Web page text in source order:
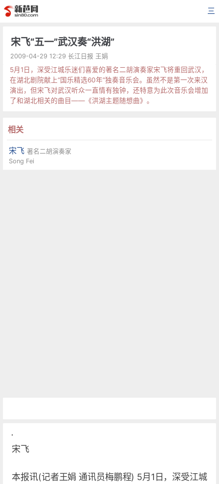
三
宋飞“五一”武汉奏“洪湖”
2009-04-29 12:29 长江日报 王娟
5月1日，深受江城乐迷们喜爱的著名二胡演奏家宋飞将重回武汉，
在湖北剧院献上“国乐精选60年”独奏音乐会。虽然不是第一次来汉
演出，但宋飞对武汉听众一直情有独钟，还特意为此次音乐会增加
了和湖北相关的曲目——《洪湖主题随想曲》。
相关
宋飞著名二胡演奏家
Song Fei
宋飞
本报讯(记者王娟 通讯员梅鹏程) 5月1日，深受江城